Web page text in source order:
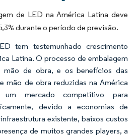
de LED na América Latina deve
durante o período de previsão.
tem testemunhado crescimento
Latina. O processo de embalagem
mão de obra, e os benefícios das
mão de obra reduzidas na América
um mercado competitivo para
devido a economias de
existente, baixos custos
de muitos grandes players, a